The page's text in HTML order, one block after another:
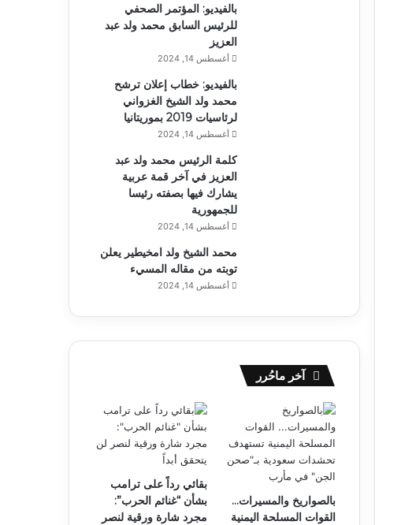
بالفيديو: المؤتمر الصحفي
للرئيس السابق محمد ولد عبد
العزيز
أغسطس 14, 2024
بالفيديو: خطاب إعلان ترشح
محمد ولد الشيخ الغزواني
لرئاسيات 2019 بموريتانيا
أغسطس 14, 2024
كلمة الرئيس محمد ولد عبد
العزيز في آخر قمة عربية
يشارك فيها بصفته رئيسا
للجمهورية
أغسطس 14, 2024
محمد الشيخ ولد امخيطير يعلن
توبته من مقاله المسيء
أغسطس 14, 2024
آخر ماحُرر
بالصواريخ والمسيرات…
القوات المسلحة اليمنية
بقائي رداً على ترامب
بشأن “غنائم الحرب”:
مجرد شارة ورقية لنصر